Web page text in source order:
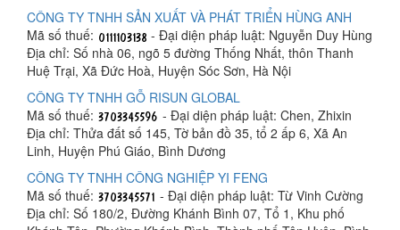
CÔNG TY TNHH SẢN XUẤT VÀ PHÁT TRIỂN HÙNG ANH
Mã số thuế:
- Đại diện pháp luật: Nguyễn Duy Hùng
Địa chỉ: Số nhà 06, ngõ 5 đường Thống Nhất, thôn Thanh
Huệ Trại, Xã Đức Hoà, Huyện Sóc Sơn, Hà Nội
CÔNG TY TNHH GỖ RISUN GLOBAL
Mã số thuế:
- Đại diện pháp luật: Chen, Zhixin
Địa chỉ: Thửa đất số 145, Tờ bản đồ 35, tổ 2 ấp 6, Xã An
Linh, Huyện Phú Giáo, Bình Dương
CÔNG TY TNHH CÔNG NGHIỆP YI FENG
Mã số thuế:
- Đại diện pháp luật: Từ Vinh Cường
Địa chỉ: Số 180/2, Đường Khánh Bình 07, Tổ 1, Khu phố